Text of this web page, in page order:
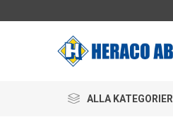
ALLA KATEGORIER